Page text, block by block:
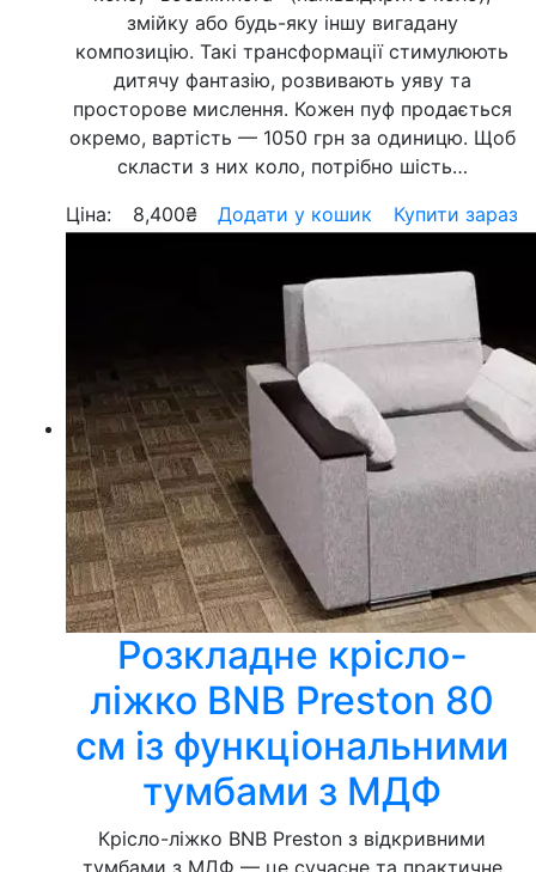
змійку або будь-яку іншу вигадану
композицію. Такі трансформації стимулюють
дитячу фантазію, розвивають уяву та
просторове мислення. Кожен пуф продається
окремо, вартість — 1050 грн за одиницю. Щоб
скласти з них коло, потрібно шість…
Ціна:
8,400₴ Додати у кошик Купити зараз
Розкладне крісло-
ліжко BNB Preston 80
см із функціональними
тумбами з МДФ
Крісло-ліжко BNB Preston з відкривними
тумбами з МДФ — це сучасне та практичне